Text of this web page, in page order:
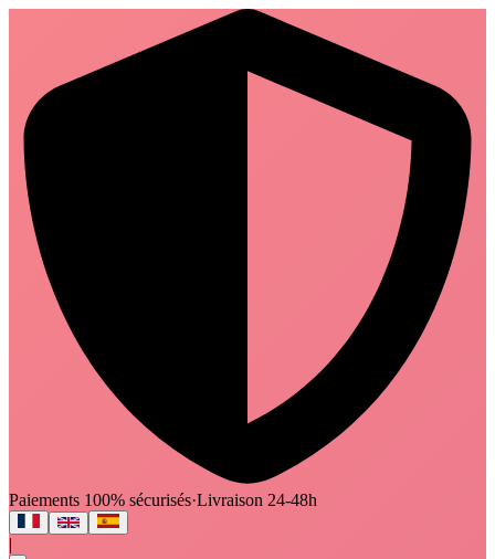
Paiements 100% sécurisés·Livraison 24-48h
|